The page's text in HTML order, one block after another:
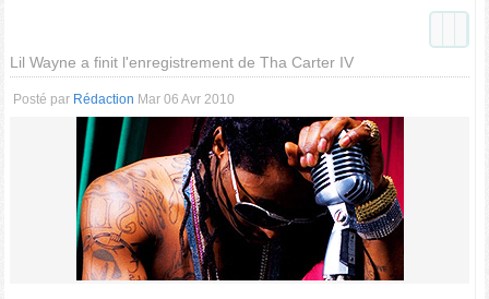
Lil Wayne a finit l'enregistrement de Tha Carter IV
Posté par Rédaction Mar 06 Avr 2010